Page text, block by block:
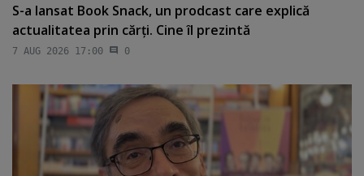
S-a lansat Book Snack, un prodcast care explică
actualitatea prin cărţi. Cine îl prezintă
7 AUG 2026 17:00 0